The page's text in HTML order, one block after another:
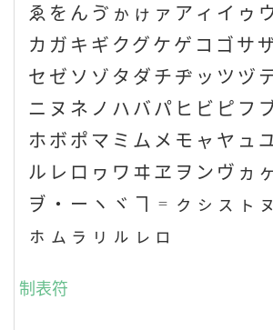
ゑをんゔゕゖァアィイゥ
カガキギクグケゲコゴサ
セゼソゾタダチヂッツヅ
ニヌネノハバパヒビピフ
ホボポマミムメモャヤュ
ルレロヮワヰヱヲンヴヵ
ヺ・ーヽヾヿ゠ㇰㇱㇲㇳ
ㇹㇺㇻㇼㇽㇾㇿ
制表符